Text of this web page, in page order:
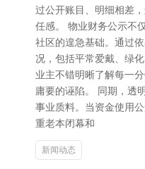
过公开账目、明细相差
任感。 物业财务公示不
社区的遑急基础。通过
况，包括平常爱戴、绿
业主不错明晰了解每一
庸要的诬陷。 同期，透
事业质料。当资金使用
重老本闭幕和
新闻动态